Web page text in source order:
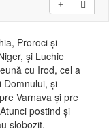
Proroci şi
şi Luchie
cu Irod, cel a
Domnului, şi
Varnava şi pre
Atunci postind şi
slobozit.